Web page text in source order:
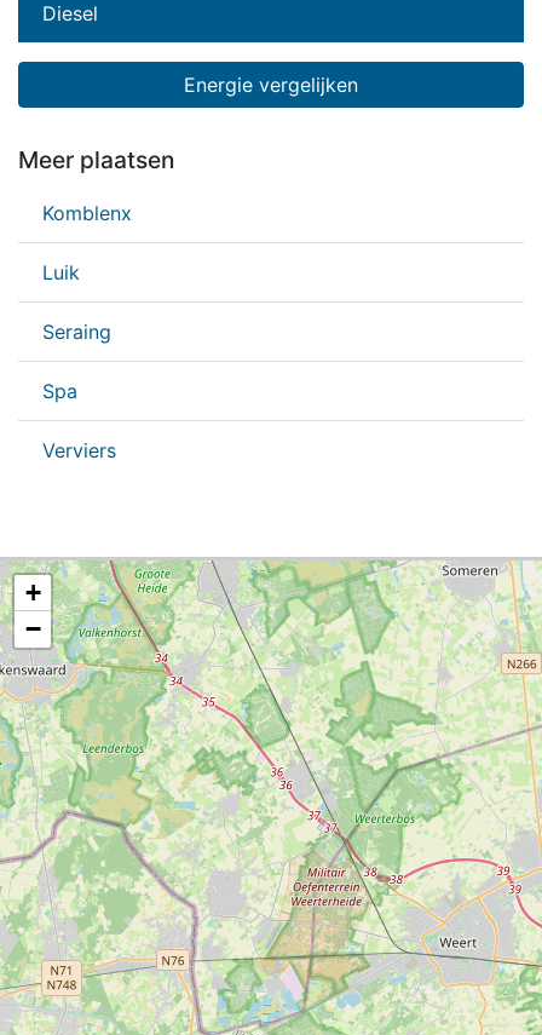
Diesel
Energie vergelijken
Meer plaatsen
Komblenx
Luik
Seraing
Spa
Verviers
+
−